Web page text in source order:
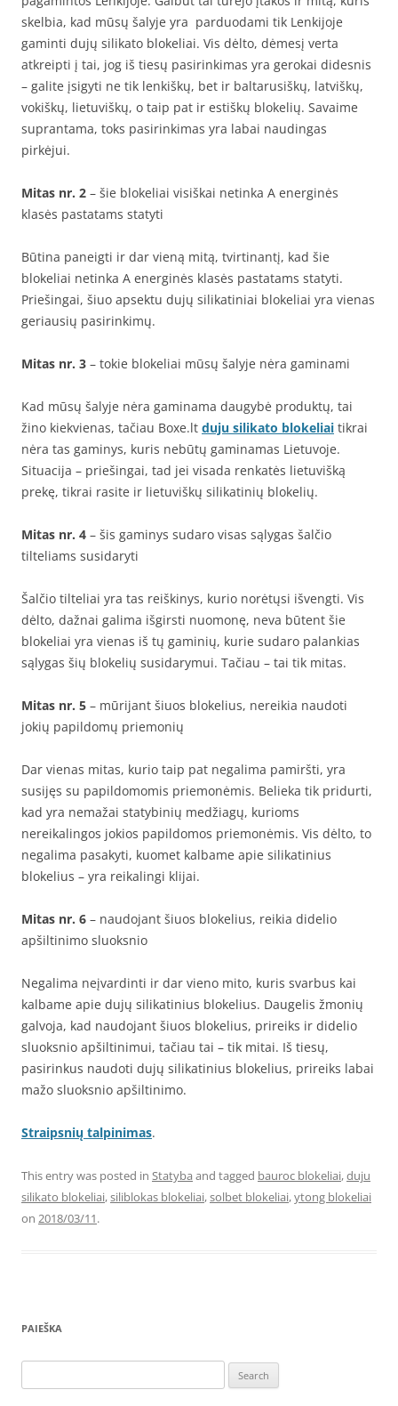
skelbia, kad mūsų šalyje yra parduodami tik Lenkijoje
gaminti dujų silikato blokeliai. Vis dėlto, dėmesį verta
atkreipti į tai, jog iš tiesų pasirinkimas yra gerokai didesnis
– galite įsigyti ne tik lenkiškų, bet ir baltarusiškų, latviškų,
vokiškų, lietuviškų, o taip pat ir estiškų blokelių. Savaime
suprantama, toks pasirinkimas yra labai naudingas
pirkėjui.
Mitas nr. 2 – šie blokeliai visiškai netinka A energinės
klasės pastatams statyti
Būtina paneigti ir dar vieną mitą, tvirtinantį, kad šie
blokeliai netinka A energinės klasės pastatams statyti.
Priešingai, šiuo apsektu dujų silikatiniai blokeliai yra vienas
geriausių pasirinkimų.
Mitas nr. 3 – tokie blokeliai mūsų šalyje nėra gaminami
Kad mūsų šalyje nėra gaminama daugybė produktų, tai
žino kiekvienas, tačiau Boxe.lt duju silikato blokeliai tikrai
nėra tas gaminys, kuris nebūtų gaminamas Lietuvoje.
Situacija – priešingai, tad jei visada renkatės lietuvišką
prekę, tikrai rasite ir lietuviškų silikatinių blokelių.
Mitas nr. 4 – šis gaminys sudaro visas sąlygas šalčio
tilteliams susidaryti
Šalčio tilteliai yra tas reiškinys, kurio norėtųsi išvengti. Vis
dėlto, dažnai galima išgirsti nuomonę, neva būtent šie
blokeliai yra vienas iš tų gaminių, kurie sudaro palankias
sąlygas šių blokelių susidarymui. Tačiau – tai tik mitas.
Mitas nr. 5 – mūrijant šiuos blokelius, nereikia naudoti
jokių papildomų priemonių
Dar vienas mitas, kurio taip pat negalima pamiršti, yra
susijęs su papildomomis priemonėmis. Belieka tik pridurti,
kad yra nemažai statybinių medžiagų, kurioms
nereikalingos jokios papildomos priemonėmis. Vis dėlto, to
negalima pasakyti, kuomet kalbame apie silikatinius
blokelius – yra reikalingi klijai.
Mitas nr. 6 – naudojant šiuos blokelius, reikia didelio
apšiltinimo sluoksnio
Negalima neįvardinti ir dar vieno mito, kuris svarbus kai
kalbame apie dujų silikatinius blokelius. Daugelis žmonių
galvoja, kad naudojant šiuos blokelius, prireiks ir didelio
sluoksnio apšiltinimui, tačiau tai – tik mitai. Iš tiesų,
pasirinkus naudoti dujų silikatinius blokelius, prireiks labai
mažo sluoksnio apšiltinimo.
Straipsnių talpinimas.
This entry was posted in Statyba and tagged bauroc blokeliai,duju
silikato blokeliai,siliblokas blokeliai,solbet blokeliai,ytong blokeliai
on 2018/03/11.
PAIEŠKA
for: